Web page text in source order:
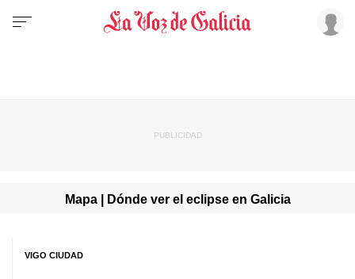
Mapa | Dónde ver el eclipse en Galicia
VIGO CIUDAD